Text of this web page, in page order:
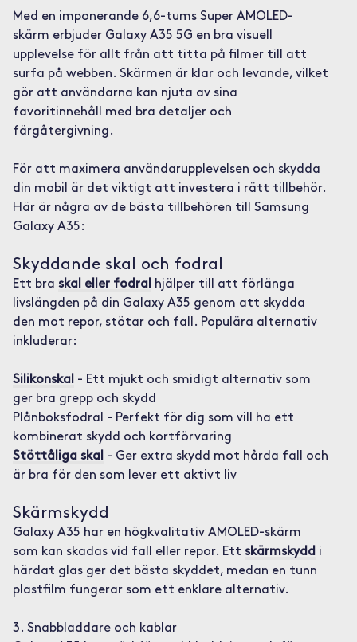
Med en imponerande 6,6-tums Super AMOLED-
skärm erbjuder Galaxy A35 5G en bra visuell
upplevelse för allt från att titta på filmer till att
surfa på webben. Skärmen är klar och levande, vilket
gör att användarna kan njuta av sina
favoritinnehåll med bra detaljer och
färgåtergivning.
För att maximera användarupplevelsen och skydda
din mobil är det viktigt att investera i rätt tillbehör.
Här är några av de bästa tillbehören till Samsung
Galaxy A35:
Skyddande skal och fodral
Ett bra skal eller fodral
hjälper till att förlänga
livslängden på din Galaxy A35 genom att skydda
den mot repor, stötar och fall. Populära alternativ
inkluderar:
Silikonskal - Ett mjukt och smidigt alternativ som
ger bra grepp och skydd
Plånboksfodral - Perfekt för dig som vill ha ett
kombinerat skydd och kortförvaring
Stöttåliga skal - Ger extra skydd mot hårda fall och
är bra för den som lever ett aktivt liv
Skärmskydd
Galaxy A35 har en högkvalitativ AMOLED-skärm
som kan skadas vid fall eller repor. Ett skärmskydd i
härdat glas ger det bästa skyddet, medan en tunn
plastfilm fungerar som ett enklare alternativ.
3. Snabbladdare och kablar